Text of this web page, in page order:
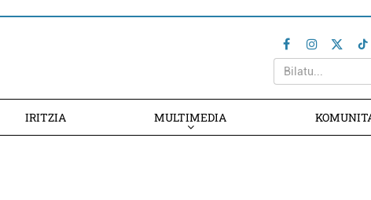
IRITZIA MULTIMEDIA